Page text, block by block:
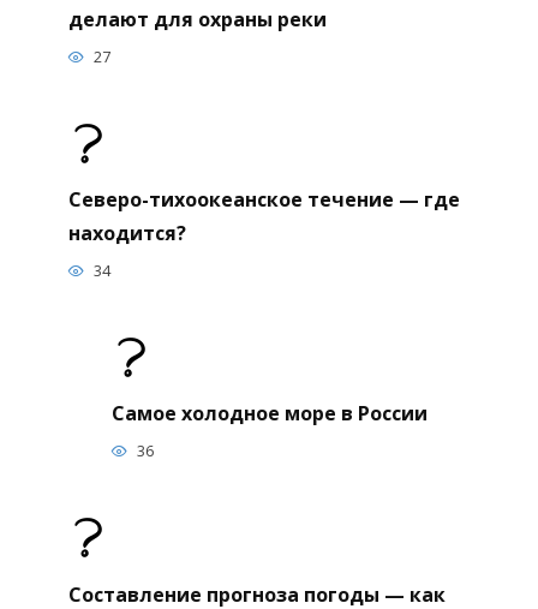
делают для охраны реки
27
Северо-тихоокеанское течение — где
находится?
34
Самое холодное море в России
36
Составление прогноза погоды — как